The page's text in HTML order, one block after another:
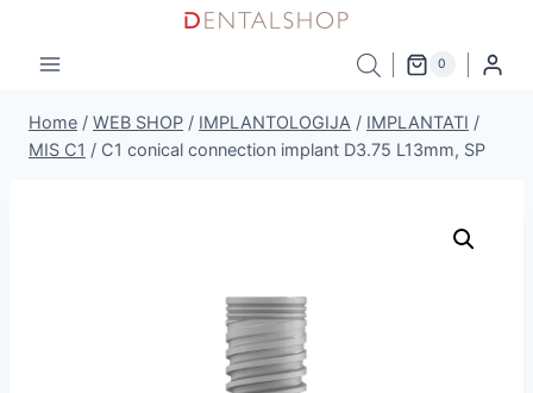
content
0
Home / WEB SHOP / IMPLANTOLOGIJA / IMPLANTATI /
MIS C1 / C1 conical connection implant D3.75 L13mm, SP